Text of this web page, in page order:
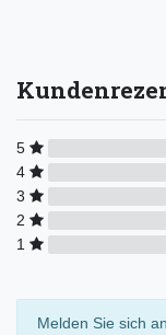
5
4
3
2
1
Melden Sie sich